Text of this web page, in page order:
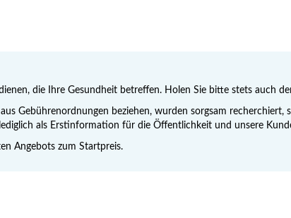
die Ihre Gesundheit betreffen. Holen Sie bitte stets auch
Gebührenordnungen beziehen, wurden sorgsam recherchiert,
als Erstinformation für die Öffentlichkeit und unsere
Angebots zum Startpreis.